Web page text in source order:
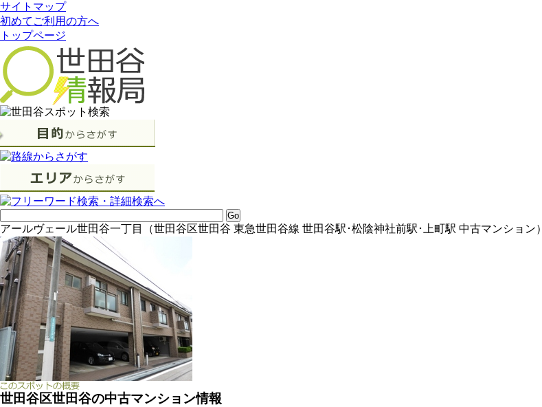
サイトマップ
初めてご利用の方へ
トップページ
アールヴェール世田谷一丁目（世田谷区世田谷 東急世田谷線 世田谷駅･松陰神社前駅･上町駅 中古マンション）
世田谷区世田谷の中古マンション情報